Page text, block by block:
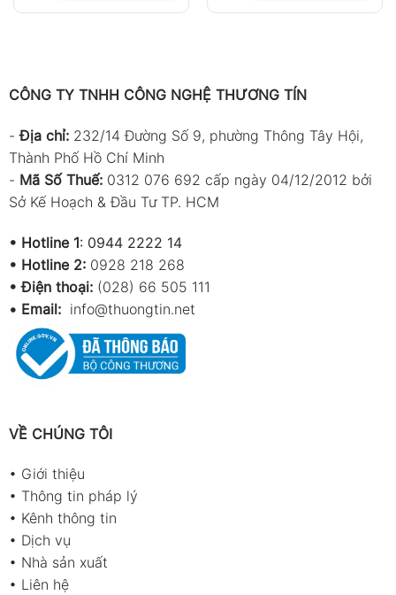
CÔNG TY TNHH CÔNG NGHỆ THƯƠNG TÍN
-Địa chỉ: 232/14 Đường Số 9, phường Thông Tây Hội,
Thành Phố Hồ Chí Minh
- Mã Số Thuế: 0312 076 692 cấp ngày 04/12/2012 bởi
Sở Kế Hoạch & Đầu Tư TP. HCM
• Hotline 1: 0944 2222 14
• Hotline 2: 0928 218 268
• Điện thoại: (028) 66 505 111
• Email: info@thuongtin.net
VỀ CHÚNG TÔI
• Giới thiệu
• Thông tin pháp lý
• Kênh thông tin
• Dịch vụ
• Nhà sản xuất
• Liên hệ